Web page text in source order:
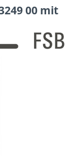
00 mit